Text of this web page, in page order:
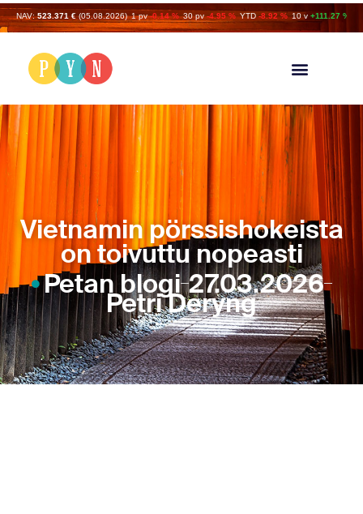
NAV: 523.371 € (05.08.2026) 1 pv -0.14 % 30 pv -4.95 % YTD -8.92 % 10 v +111.27 %
Vietnamin pörssishokeista
on toivuttu nopeasti
Petan blogi 27.03.2026
Petri Deryng